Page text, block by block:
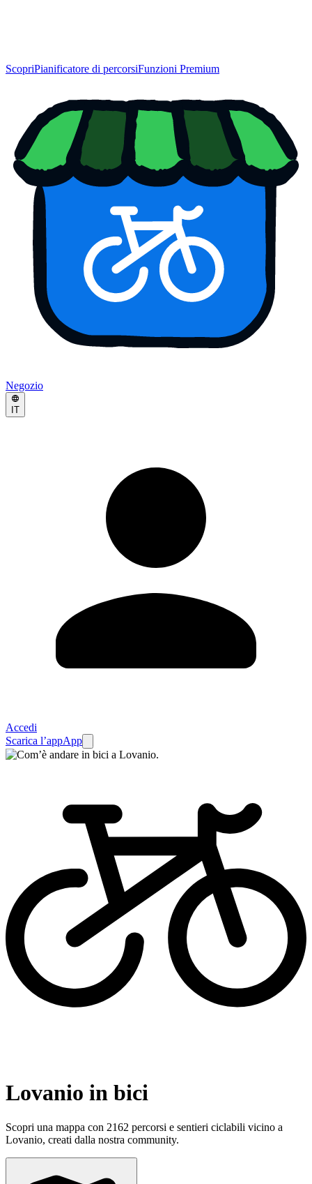
ScopriPianificatore di percorsiFunzioni Premium
Negozio
IT
Accedi
Scarica l’appApp
Lovanio in bici
Scopri una mappa con 2162 percorsi e sentieri ciclabili vicino a
Lovanio, creati dalla nostra community.